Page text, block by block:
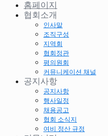
홈페이지
협회소개
인사말
조직구성
지역회
협회정관
평의원회
커뮤니케이션 채널
공지사항
공지사항
행사일정
채용공고
협회 소식지
여비 정산 규정